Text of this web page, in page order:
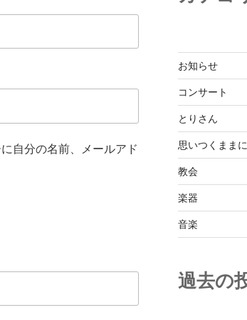
自分の名前、メールアド
お知らせ
コンサート
とりさん
思いつくままに
教会
楽器
音楽
過去の